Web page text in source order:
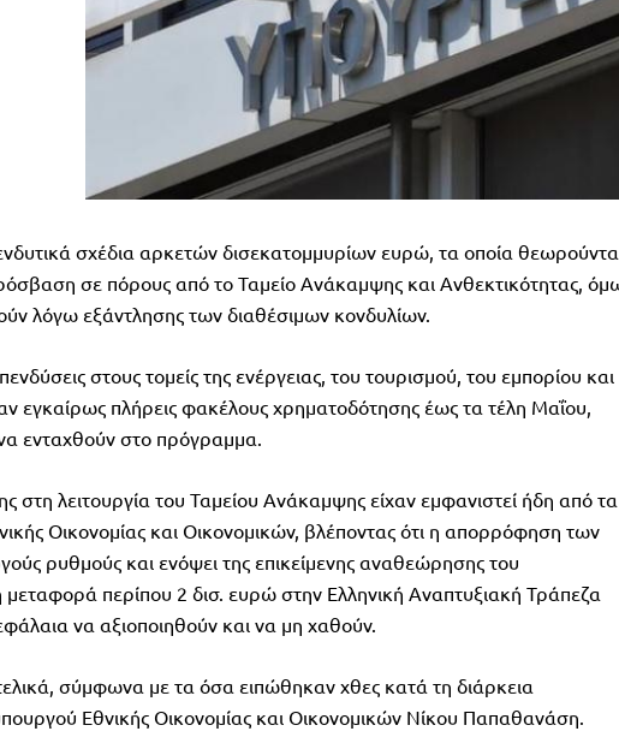
σχέδια αρκετών δισεκατομμυρίων ευρώ, τα οποία
σε πόρους από το Ταμείο Ανάκαμψης και Ανθεκτικότητας,
λόγω εξάντλησης των διαθέσιμων κονδυλίων.
στους τομείς της ενέργειας, του τουρισμού, του εμπορίου και
εγκαίρως πλήρεις φακέλους χρηματοδότησης έως τα τέλη Μαΐου,
ενταχθούν στο πρόγραμμα.
λειτουργία του Ταμείου Ανάκαμψης είχαν εμφανιστεί ήδη από τα
Οικονομίας και Οικονομικών, βλέποντας ότι η απορρόφηση των
ρυθμούς και ενόψει της επικείμενης αναθεώρησης του
περίπου 2 δισ. ευρώ στην Ελληνική Αναπτυξιακή Τράπεζα
να αξιοποιηθούν και να μη χαθούν.
σύμφωνα με τα όσα ειπώθηκαν χθες κατά τη διάρκεια
Εθνικής Οικονομίας και Οικονομικών Νίκου Παπαθανάση.